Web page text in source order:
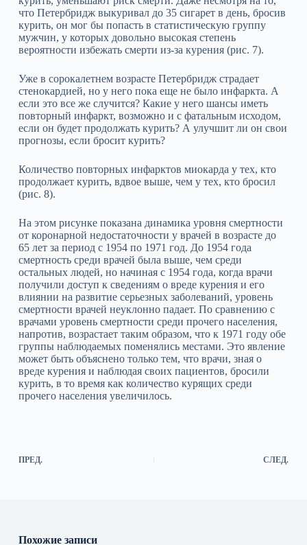
что Петербридж выкуривал до 35 сигарет в день, бросив
курить, он мог бы попасть в статистическую группу
мужчин, у которых довольно высокая степень
вероятности избежать смерти из‑за курения (рис. 7).
Уже в сорокалетнем возрасте Петербридж страдает
стенокардией, но у него пока еще не было инфаркта. А
если это все же случится? Какие у него шансы иметь
повторный инфаркт, возможно и с фатальным исходом,
если он будет продолжать курить? А улучшит ли он свои
прогнозы, если бросит курить?
Количество повторных инфарктов миокарда у тех, кто
продолжает курить, вдвое выше, чем у тех, кто бросил
(рис. 8).
На этом рисунке показана динамика уровня смертности
от коронарной недостаточности у врачей в возрасте до
65 лет за период с 1954 по 1971 год. До 1954 года
смертность среди врачей была выше, чем среди
остальных людей, но начиная с 1954 года, когда врачи
получили доступ к сведениям о вреде курения и его
влиянии на развитие серьезных заболеваний, уровень
смертности врачей неуклонно падает. По сравнению с
врачами уровень смертности среди прочего населения,
напротив, возрастает таким образом, что к 1971 году обе
группы наблюдаемых поменялись местами. Это явление
может быть объяснено только тем, что врачи, зная о
вреде курения и наблюдая своих пациентов, бросили
курить, в то время как количество курящих среди
прочего населения увеличилось.
ПРЕД. СЛЕД.
Похожие записи